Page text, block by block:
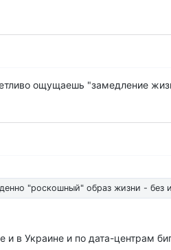
ощущаешь "замедление
"роскошный" образ жизни - без
и в Украине и по дата-центрам